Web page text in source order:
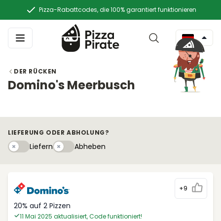
Pizza-Rabattcodes, die 100% garantiert funktionieren
DER RÜCKEN
Domino's Meerbusch
LIEFERUNG ODER ABHOLUNG?
LiefernLiefernAbhebeny
Abheben
+9
20% auf 2 Pizzen
11 Mai 2025 aktualisiert, Code funktioniert!